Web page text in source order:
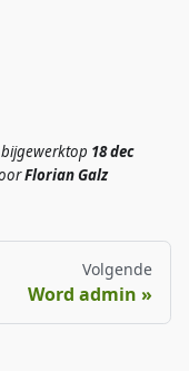
op 18 dec
Florian Galz
Volgende
Word admin